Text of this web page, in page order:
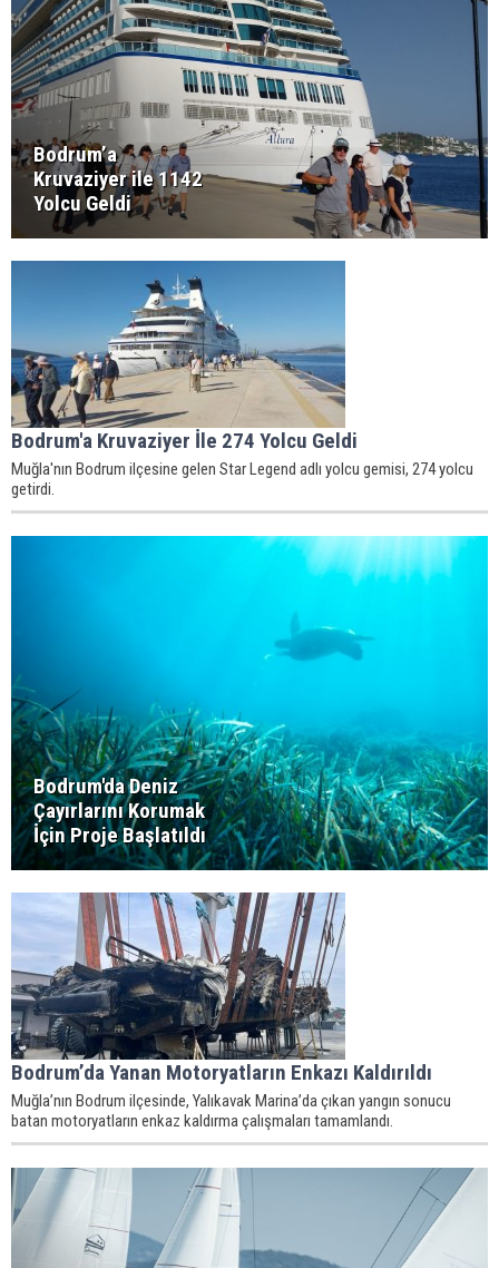
Bodrum’a
Kruvaziyer ile 1142
Yolcu Geldi
Bodrum'a Kruvaziyer İle 274 Yolcu Geldi
Muğla'nın Bodrum ilçesine gelen Star Legend adlı yolcu gemisi, 274 yolcu
getirdi.
Bodrum'da Deniz
Çayırlarını Korumak
İçin Proje Başlatıldı
Bodrum’da Yanan Motoryatların Enkazı Kaldırıldı
Muğla’nın Bodrum ilçesinde, Yalıkavak Marina’da çıkan yangın sonucu
batan motoryatların enkaz kaldırma çalışmaları tamamlandı.